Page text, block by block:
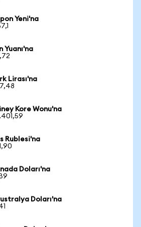
Yeni'na
Yuanı'na
Lirası'na
Kore Wonu'na
Rublesi'na
Doları'na
Doları'na